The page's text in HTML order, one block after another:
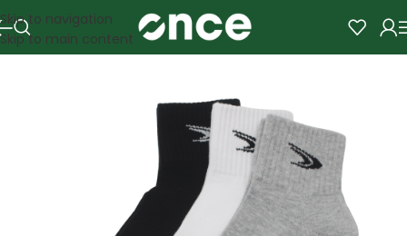
Skip to navigation
Skip to main content